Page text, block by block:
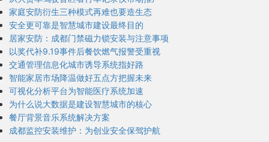
家庭安防衍生三种模式再难也要造生态
安全更可靠是智慧城市建设最终目的
居家安防：成都门禁磁力锁安装与注意事项
以奖代补9.19事件后餐饮燃气报警受重视
交通管理信息化城市诱导系统指好路
智能家居市场降温做好五点方把握未来
可视化分析平台为智能医疗系统加速
为什么说大数据是建设智慧城市的核心
餐厅背景音乐系统解决方案
成都监控安装维护：为创业安全保驾护航